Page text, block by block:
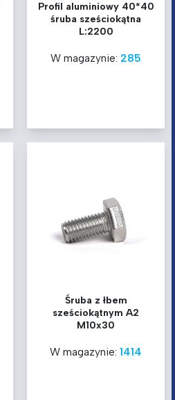
Profil aluminiowy 40*40
śruba sześciokątna
L:2200
W magazynie: 285
Śruba z łbem
sześciokątnym A2
M10x30
W magazynie: 1414